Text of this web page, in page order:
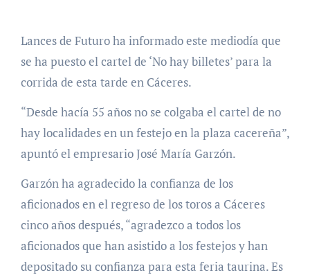
Lances de Futuro ha informado este mediodía que
se ha puesto el cartel de ‘No hay billetes’ para la
corrida de esta tarde en Cáceres.
“Desde hacía 55 años no se colgaba el cartel de no
hay localidades en un festejo en la plaza cacereña”,
apuntó el empresario José María Garzón.
Garzón ha agradecido la confianza de los
aficionados en el regreso de los toros a Cáceres
cinco años después, “agradezco a todos los
aficionados que han asistido a los festejos y han
depositado su confianza para esta feria taurina. Es